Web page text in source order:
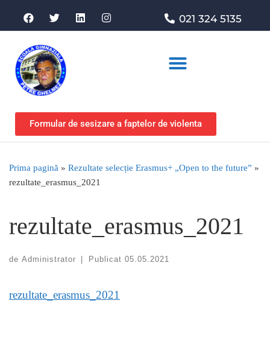
021 324 5135
Formular de sesizare a faptelor de violenta
Prima pagină » Rezultate selecție Erasmus+ „Open to the future” »
rezultate_erasmus_2021
rezultate_erasmus_2021
de Administrator | Publicat 05.05.2021
rezultate_erasmus_2021